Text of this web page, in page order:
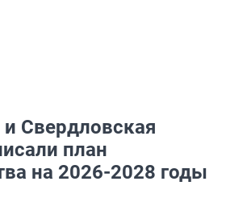
Свердловская
план
на 2026-2028 годы